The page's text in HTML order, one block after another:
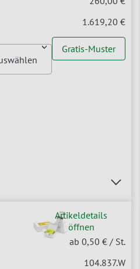
1.619,20 €
Gratis-Muster
Artikeldetails
öffnen
ab 0,50 € / St.
104.837.W